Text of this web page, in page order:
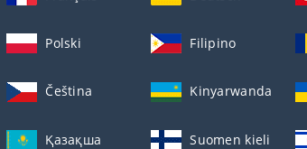
Polski Filipino
Čeština Kinyarwanda
Қазақша Suomen kieli